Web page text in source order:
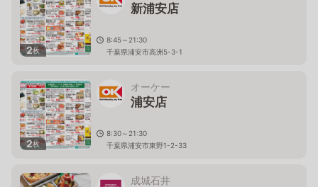
2枚
新浦安店
8:45～21:30
千葉県浦安市高洲5-3-1
2枚
オーケー
浦安店
8:30～21:30
千葉県浦安市東野1-2-33
成城石井